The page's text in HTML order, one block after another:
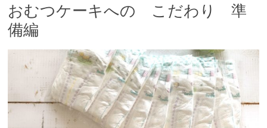
おむつケーキへの こだわり 準
備編